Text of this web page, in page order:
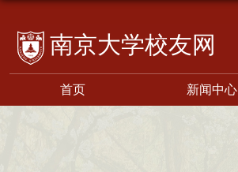
校友网
首页 新闻中心